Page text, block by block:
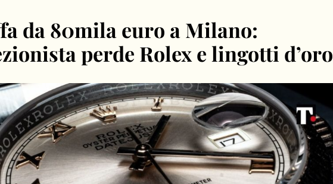
da 80mila euro a Milano:
perde Rolex e lingotti d’oro